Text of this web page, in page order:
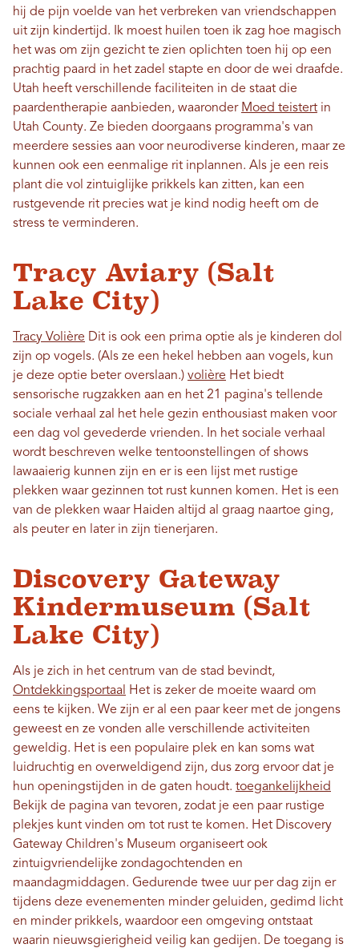
hij de pijn voelde van het verbreken van vriendschappen
uit zijn kindertijd. Ik moest huilen toen ik zag hoe magisch
het was om zijn gezicht te zien oplichten toen hij op een
prachtig paard in het zadel stapte en door de wei draafde.
Utah heeft verschillende faciliteiten in de staat die
paardentherapie aanbieden, waaronder Moed teistert in
Utah County. Ze bieden doorgaans programma's van
meerdere sessies aan voor neurodiverse kinderen, maar ze
kunnen ook een eenmalige rit inplannen. Als je een reis
plant die vol zintuiglijke prikkels kan zitten, kan een
rustgevende rit precies wat je kind nodig heeft om de
stress te verminderen.
Tracy Aviary (Salt
Lake City)
Tracy Volière Dit is ook een prima optie als je kinderen dol
zijn op vogels. (Als ze een hekel hebben aan vogels, kun
je deze optie beter overslaan.) volière Het biedt
sensorische rugzakken aan en het 21 pagina's tellende
sociale verhaal zal het hele gezin enthousiast maken voor
een dag vol gevederde vrienden. In het sociale verhaal
wordt beschreven welke tentoonstellingen of shows
lawaaierig kunnen zijn en er is een lijst met rustige
plekken waar gezinnen tot rust kunnen komen. Het is een
van de plekken waar Haiden altijd al graag naartoe ging,
als peuter en later in zijn tienerjaren.
Discovery Gateway
Kindermuseum (Salt
Lake City)
Als je zich in het centrum van de stad bevindt,
Ontdekkingsportaal
Het is zeker de moeite waard om
eens te kijken. We zijn er al een paar keer met de jongens
geweest en ze vonden alle verschillende activiteiten
geweldig. Het is een populaire plek en kan soms wat
luidruchtig en overweldigend zijn, dus zorg ervoor dat je
hun openingstijden in de gaten houdt. toegankelijkheid
Bekijk de pagina van tevoren, zodat je een paar rustige
plekjes kunt vinden om tot rust te komen. Het Discovery
Gateway Children's Museum organiseert ook
zintuigvriendelijke zondagochtenden en
maandagmiddagen. Gedurende twee uur per dag zijn er
tijdens deze evenementen minder geluiden, gedimd licht
en minder prikkels, waardoor een omgeving ontstaat
waarin nieuwsgierigheid veilig kan gedijen. De toegang is